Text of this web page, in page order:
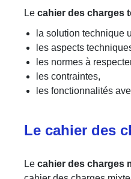
Le cahier des charges
la solution technique
les aspects
les normes à
les contraintes,
les fonctionnalités
Le cahier des
Le cahier des charges